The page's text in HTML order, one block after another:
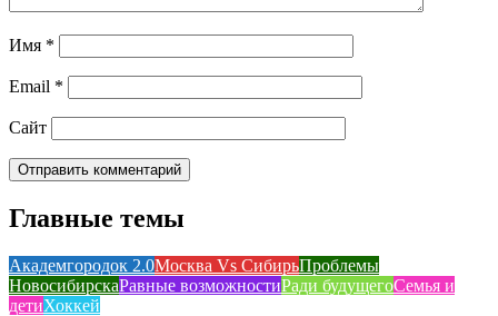
Имя *
Email *
Сайт
Главные темы
Академгородок 2.0Москва Vs СибирьПроблемы
НовосибирскаРавные возможностиРади будущегоСемья и
детиХоккей